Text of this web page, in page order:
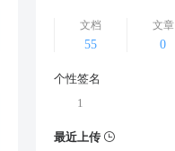
文档
55
文章
0
个性签名
1
最近上传